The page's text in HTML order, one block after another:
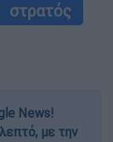
στρατός
News!
με την